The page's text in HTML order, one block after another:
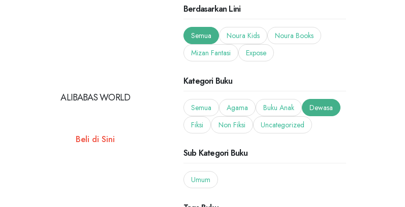
ALIBABAS WORLD
Beli di Sini
Berdasarkan Lini
Semua Noura Kids
Noura Books
Mizan Fantasi
Expose
Kategori Buku
Semua Agama Buku Anak
Dewasa
Fiksi
Non Fiksi Uncategorized
Sub Kategori Buku
Umum